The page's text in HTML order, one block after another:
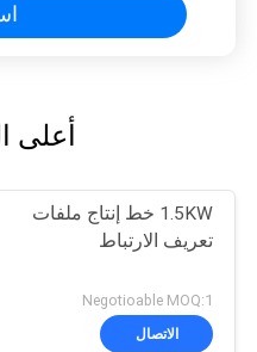
أعلى
1.5KW خط إنتاج ملفات
تعريف الارتباط
Negotioable MOQ:1
الاتصال